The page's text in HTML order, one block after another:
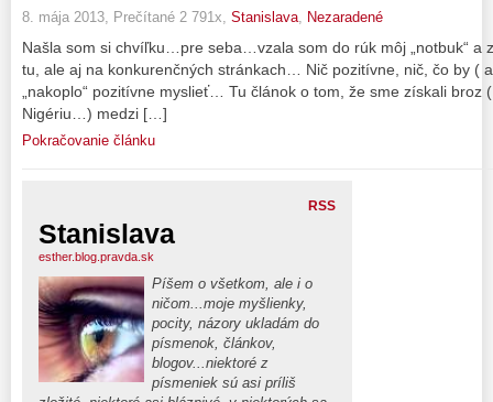
8. mája 2013, Prečítané 2 791x, Stanislava Nezaradené
Našla som si chvíľku…pre seba…vzala som do rúk môj „notbuk“ a
tu, ale aj na konkurenčných stránkach… Nič pozitívne, nič, čo by (
„nakoplo“ pozitívne myslieť… Tu článok o tom, že sme získali broz
Nigériu…) medzi […]
Pokračovanie článku
RSS
Stanislava
esther.blog.pravda.sk
Píšem o všetkom, ale i o
ničom...moje myšlienky,
pocity, názory ukladám do
písmenok, článkov,
blogov...niektoré z
písmeniek sú asi príliš